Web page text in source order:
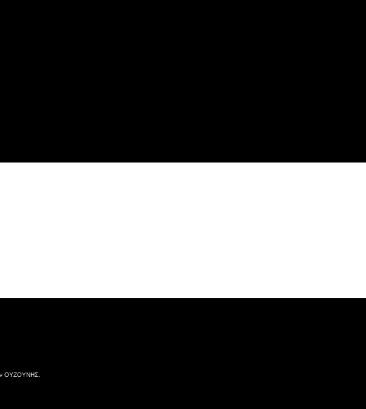
ΟΥΖΟΥΝΗΣ.